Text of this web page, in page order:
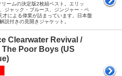
リームの決定版2枚組ベスト。エリッ
ジャック・ブルース、ジンジャー・ベ
才による偉業が詰まっています。日本盤
説付きの見開きジャケット。
Clearwater Revival /
Poor Boys (US